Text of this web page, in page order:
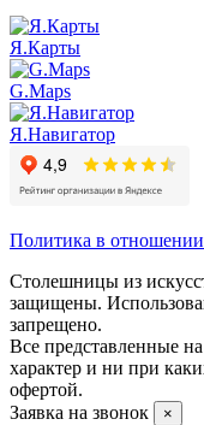
Я.Карты
G.Maps
Я.Навигатор
Политика в
Столешницы из
защищены.
запрещено.
Все представленные
характер и ни при
офертой.
Заявка на звонок
×